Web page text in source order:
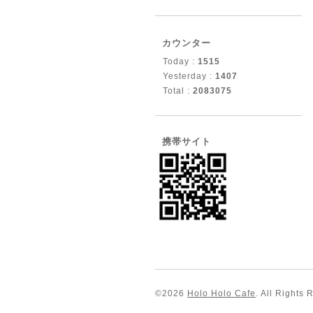
カウンター
Today : 1515
Yesterday : 1407
Total : 2083075
携帯サイト
©2026 Holo Holo Cafe . All Rights